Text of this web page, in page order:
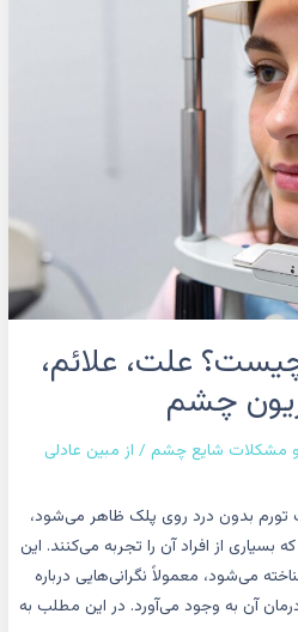
علت، علائم،
چشم
و مشکلات شایع چشم / از مبین عادلی
تورم بدون درد روی پلک ظاهر می‌شود،
از افراد آن را تجربه می‌کنند. این
می‌شود، معمولاً نگرانی‌هایی درباره
آن به وجود می‌آورد. در این مطلب به